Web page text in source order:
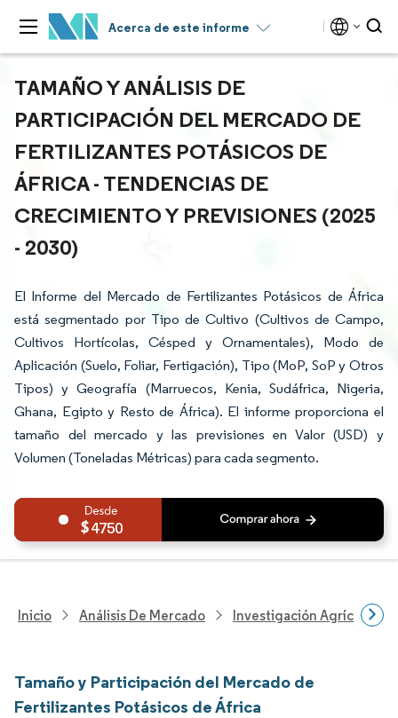
Acerca de este informe
TAMAÑO Y ANÁLISIS DE
PARTICIPACIÓN DEL MERCADO DE
FERTILIZANTES POTÁSICOS DE
ÁFRICA - TENDENCIAS DE
CRECIMIENTO Y PREVISIONES (2025
- 2030)
El Informe del Mercado de Fertilizantes Potásicos de África
está segmentado por Tipo de Cultivo (Cultivos de Campo,
Cultivos Hortícolas, Césped y Ornamentales), Modo de
Aplicación (Suelo, Foliar, Fertigación), Tipo (MoP, SoP y Otros
Tipos) y Geografía (Marruecos, Kenia, Sudáfrica, Nigeria,
Ghana, Egipto y Resto de África). El informe proporciona el
tamaño del mercado y las previsiones en Valor (USD) y
Volumen (Toneladas Métricas) para cada segmento.
4750
Inicio Análisis De Mercado Investigación Agrícola
Tamaño y Participación del Mercado de
Fertilizantes Potásicos de África